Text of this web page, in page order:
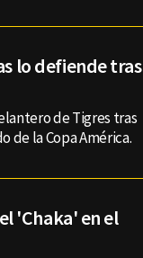
lo defiende tras
de Tigres tras
de la Copa América.
'Chaka' en el